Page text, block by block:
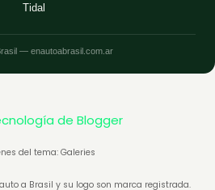
Tidal
— enautoabrasil.com.ar
de Blogger
del tema: Galeries
a Brasil y su logo son marca registrada.